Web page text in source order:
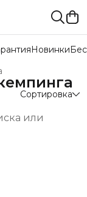
Новинки
Сортировка
или